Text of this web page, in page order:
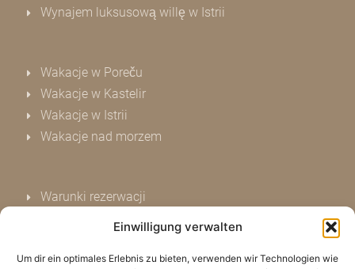
Einwilligung verwalten
Um dir ein optimales Erlebnis zu bieten, verwenden wir Technologien wie
Wynajem luksusową willę w Istrii
Wakacje w Poreču
Wakacje w Kastelir
Wakacje w Istrii
Wakacje nad morzem
Warunki rezerwacji
Ochrona danych
Kontakt już